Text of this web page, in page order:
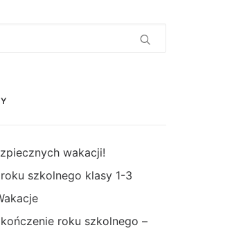
wakacji!
szkolnego klasy 1-3
roku szkolnego –